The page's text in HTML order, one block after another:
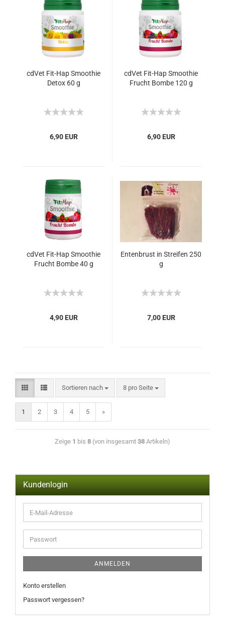
cdVet Fit-Hap Smoothie
Detox 60 g
6,90 EUR
cdVet Fit-Hap Smoothie
Frucht Bombe 120 g
6,90 EUR
cdVet Fit-Hap Smoothie
Frucht Bombe 40 g
4,90 EUR
Entenbrust in Streifen 250
g
7,00 EUR
Sortieren nach 8 pro Seite
1 2 3 4 5 »
Zeige 1 bis 8 (von insgesamt 38 Artikeln)
Kundenlogin
ANMELDEN
Konto erstellen
Passwort vergessen?